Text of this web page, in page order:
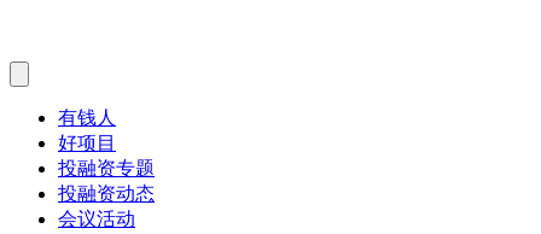
有钱人
好项目
投融资专题
投融资动态
会议活动